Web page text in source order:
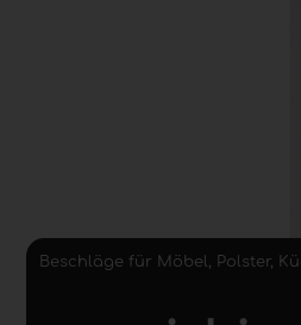
Beschläge für Möbel, Polster,